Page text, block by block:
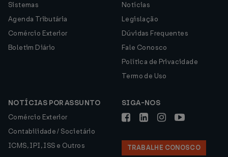
Sistemas
Agenda Tributária
Comércio Exterior
Boletim Diário
Notícias
Legislação
Dúvidas Frequentes
Fale Conosco
Política de Privacidade
Termo de Uso
NOTÍCIAS POR ASSUNTO
Comércio Exterior
Contabilidade / Societário
ICMS, IPI, ISS e Outros
SIGA-NOS
TRABALHE CONOSCO